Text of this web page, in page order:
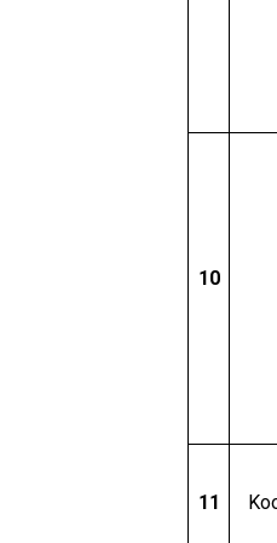
10
11